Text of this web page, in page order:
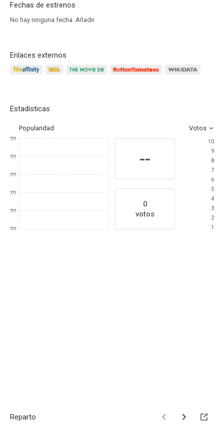
Fechas de estrenos
No hay ninguna fecha. Añadir
Enlaces externos
Estadísticas
Popularidad Votos
???
???
???
???
???
???
--
0
votos
10
9
8
7
6
5
4
3
2
1
Reparto